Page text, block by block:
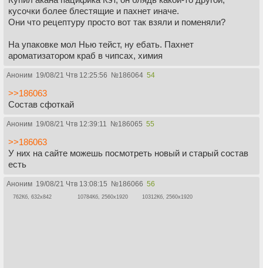
кусочки более блестящие и пахнет иначе.
Они что рецептуру просто вот так взяли и поменяли?
На упаковке мол Нью тейст, ну ебать. Пахнет
ароматизатором краб в чипсах, химия
Аноним 19/08/21 Чтв 12:25:56 №186064 54
>>186063
Состав сфоткай
Аноним 19/08/21 Чтв 12:39:11 №186065 55
>>186063
У них на сайте можешь посмотреть новый и старый состав
есть
Аноним 19/08/21 Чтв 13:08:15 №186066 56
762Кб, 632x842 10784Кб, 2560x1920 10312Кб, 2560x1920